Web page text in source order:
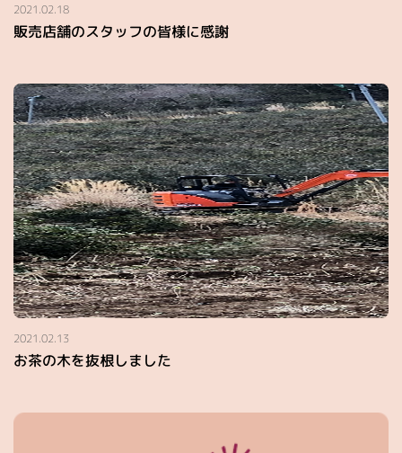
2021.02.18
販売店舗のスタッフの皆様に感謝
2021.02.13
お茶の木を抜根しました